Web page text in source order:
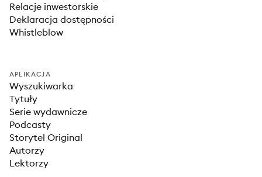
Relacje inwestorskie
Deklaracja dostępności
Whistleblow
APLIKACJA
Wyszukiwarka
Tytuły
Serie wydawnicze
Podcasty
Storytel Original
Autorzy
Lektorzy